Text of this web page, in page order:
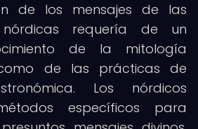
de los mensajes de las
nórdicas requería de un
de la mitología
de las prácticas de
Los nórdicos
específicos para